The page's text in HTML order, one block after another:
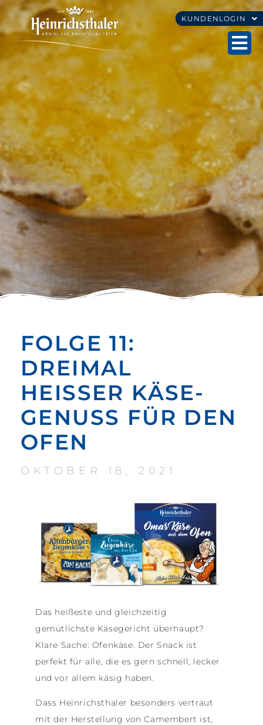
KUNDENLOGIN
FOLGE 11:
DREIMAL
HEISSER KÄSE-G
ENUSS FÜR DEN O
FEN
OKTOBER 18, 2021
Das heißeste und gleichzeitig
gemütlichste Käsegericht überhaupt?
Klare Sache: Ofenkäse. Der Snack ist
perfekt für alle, die es gern schnell, lecker
und vor allem käsig haben.
Dass Heinrichsthaler besonders vertraut
mit der Herstellung von Camembert ist,